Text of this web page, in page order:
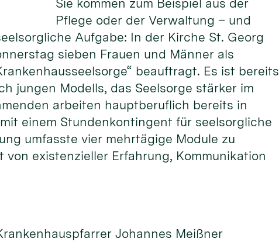
Sie kommen zum Beispiel aus der
Pflege oder der Verwaltung – und
Aufgabe: In der Kirche St. Georg
sieben Frauen und Männer als
beauftragt. Es ist bereits
jungen Modells, das Seelsorge stärker im
arbeiten hauptberuflich bereits in
einem Stundenkontingent für seelsorgliche
umfasste vier mehrtägige Module zu
existenzieller Erfahrung, Kommunikation
Johannes Meißner